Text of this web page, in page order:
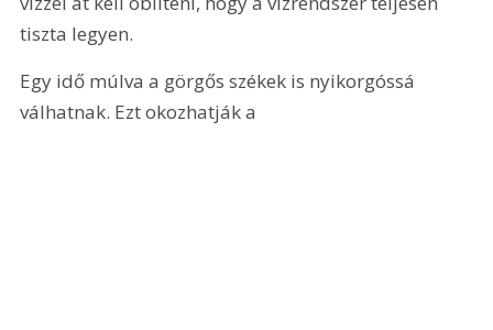
tiszta legyen.
Egy idő múlva a görgős székek is nyikorgóssá
válhatnak. Ezt okozhatják a